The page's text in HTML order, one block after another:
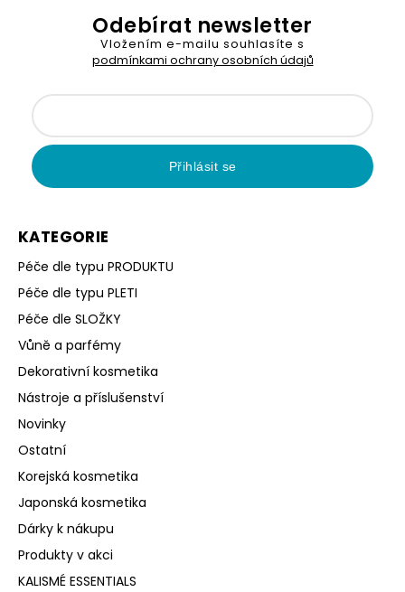
KATEGORIE
Péče dle typu PRODUKTU
Péče dle typu PLETI
Péče dle SLOŽKY
Vůně a parfémy
Dekorativní kosmetika
Nástroje a příslušenství
Novinky
Ostatní
Korejská kosmetika
Japonská kosmetika
Dárky k nákupu
Produkty v akci
KALISMÉ ESSENTIALS
Odebírat newsletter
Vložením e-mailu souhlasíte s
podmínkami ochrany osobních údajů
Přihlásit se